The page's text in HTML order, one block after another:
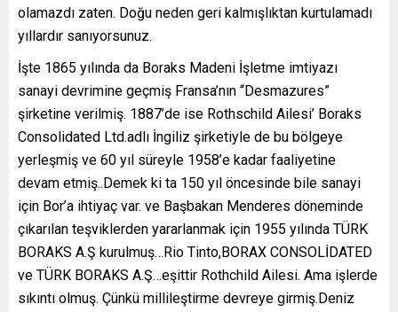
olamazdı zaten. Doğu neden geri kalmışlıktan kurtulamadı
yıllardır sanıyorsunuz.
İşte 1865 yılında da Boraks Madeni İşletme imtiyazı
sanayi devrimine geçmiş Fransa’nın “Desmazures”
şirketine verilmiş. 1887’de ise Rothschild Ailesi’ Boraks
Consolidated Ltd.adlı İngiliz şirketiyle de bu bölgeye
yerleşmiş ve 60 yıl süreyle 1958’e kadar faaliyetine
devam etmiş..Demek ki ta 150 yıl öncesinde bile sanayi
için Bor’a ihtiyaç var. ve Başbakan Menderes döneminde
çıkarılan teşviklerden yararlanmak için 1955 yılında TÜRK
BORAKS A.Ş kurulmuş…Rio Tinto,BORAX CONSOLİDATED
ve TÜRK BORAKS A.Ş…eşittir Rothchild Ailesi. Ama işlerde
sıkıntı olmuş. Çünkü millileştirme devreye girmiş.Deniz